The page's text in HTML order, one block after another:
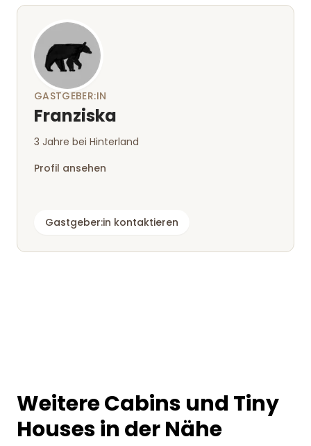
Nochmals besten Dank, auch im Namen vom
Mitfahrer, der mit Kindheitserinnerungs-Klappfix-
Flash-Backs glücklich war!
GASTGEBER:IN
Franziska
3 Jahre bei Hinterland
Profil ansehen
Gastgeber:in kontaktieren
Weitere Cabins und Tiny
Houses in der Nähe